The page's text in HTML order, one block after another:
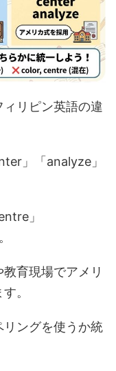
リピン英語の違
」「analyze」
」
育現場でアメリ
。
ングを使うか統